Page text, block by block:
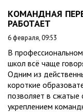
КОМАНДНАЯ
РАБОТАЕТ
6 февраля, 09:53
В
школ всё чаще
Одним из
короткие
позволяет в сжатые
укреплением